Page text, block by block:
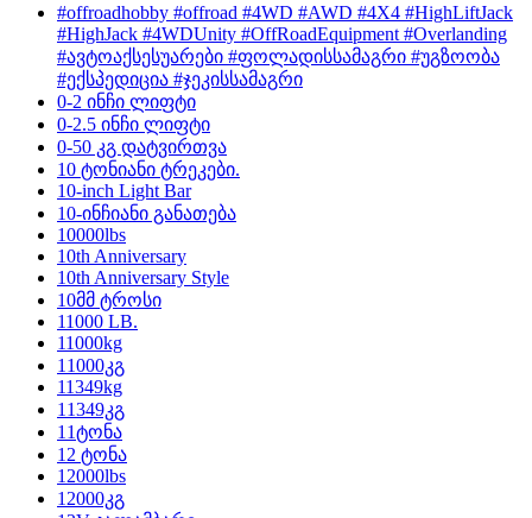
#offroadhobby #offroad #4WD #AWD #4X4 #HighLiftJack
#HighJack #4WDUnity #OffRoadEquipment #Overlanding
#ავტოაქსესუარები #ფოლადისსამაგრი #უგზოობა
#ექსპედიცია #ჯეკისსამაგრი
0-2 ინჩი ლიფტი
0-2.5 ინჩი ლიფტი
0-50 კგ დატვირთვა
10 ტონიანი ტრეკები.
10-inch Light Bar
10-ინჩიანი განათება
10000lbs
10th Anniversary
10th Anniversary Style
10მმ ტროსი
11000 LB.
11000kg
11000კგ
11349kg
11349კგ
11ტონა
12 ტონა
12000lbs
12000კგ